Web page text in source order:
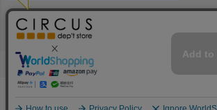
法律に基づく表示
©2004-2026 子供服・キッズ服の通販Circus All